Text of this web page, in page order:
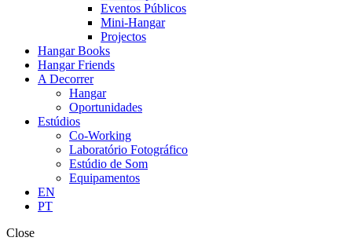
Eventos Públicos
Mini-Hangar
Projectos
Hangar Books
Hangar Friends
A Decorrer
Hangar
Oportunidades
Estúdios
Co-Working
Laboratório Fotográfico
Estúdio de Som
Equipamentos
EN
PT
Close